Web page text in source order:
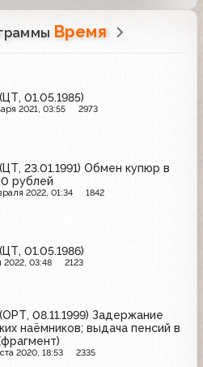
Время
01.05.1985)
2021, 03:55 2973
23.01.1991) Обмен купюр в
рублей
2022, 01:34 1842
01.05.1986)
2022, 03:48 2123
08.11.1999) Задержание
наёмников; выдача пенсий в
2020, 18:53 2335